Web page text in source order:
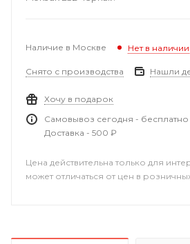
Наличие в Москве Нет в наличии
Снято с производства Нашли
Хочу в подарок
Самовывоз сегодня - бесплатно
Доставка - 500 ₽
Цена действительна только для
может отличаться от цен в